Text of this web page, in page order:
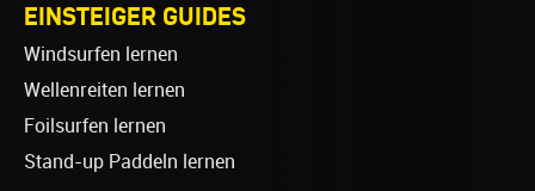
EINSTEIGER GUIDES
Windsurfen lernen
Wellenreiten lernen
Foilsurfen lernen
Stand-up Paddeln lernen